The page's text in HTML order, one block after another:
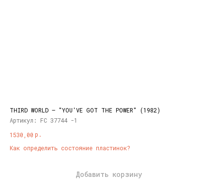
THIRD WORLD – "YOU'VE GOT THE POWER" (1982)
Артикул: FC 37744 -1
1530,00 р.
Как определить состояние пластинок?
Добавить корзину